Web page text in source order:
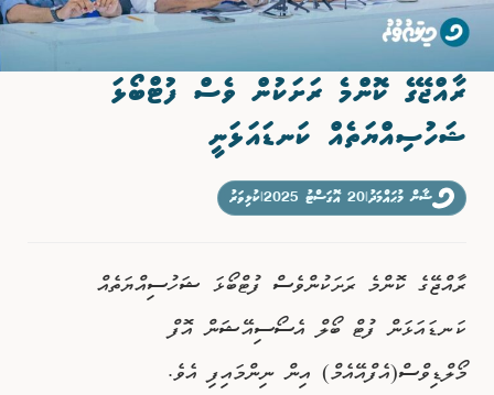
ކުޅިވަރު
އަތޮޅުތަކުން
ވާހަކަ
ރާއްޖޭގެ ކޮންމެ ރަށަކުން ވެސް ފުޓްބޯޅަ
ޝަހުސިއްޔަތެއް ކަނޑައަޅަނީ
ޝާން މުޙައްމަދު 20 އޮގަސްޓު 2025 ކުޅިވަރު
ރާއްޖޭގެ ކޮންމެ ރަށަކުންވެސް ފުޓްބޯޅަ ޝަހުސިއްޔަތެއް
ކަނޑައަޅަން ފުޓް ބޯލް އެސޯސިއޭޝަން އޮފް
މޯލްޑިވްސް(އެފްއޭއެމް) އިން ނިންމައިފި އެވެ.